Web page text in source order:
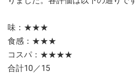
味：★★★
食感：★★★
コスパ：★★★★
合計10／15